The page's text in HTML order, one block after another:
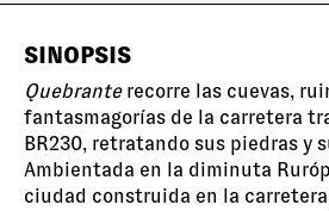
SINOPSIS
Quebranterecorre las cuevas,
fantasmagorías de la carretera
BR230, retratando sus piedras y
Ambientada en la diminuta
ciudad construida en la